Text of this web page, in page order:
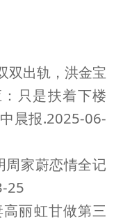
双出轨，洪金宝
只是扶着下楼
晨报.2025-06-
周家蔚恋情全记
25
丽虹甘做第三